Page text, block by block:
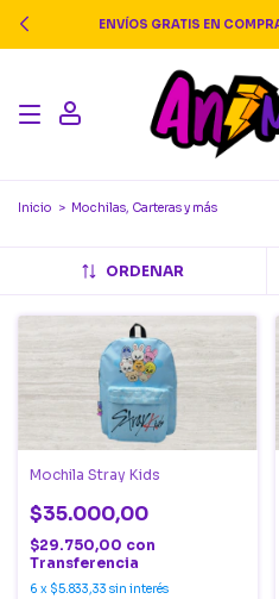
3 Y 6 CUOTAS SIN INTERÉS /
Inicio > Mochilas, Carteras y más
ORDENAR
Mochila Stray Kids
$35.000,00
$29.750,00 con
Transferencia
6 x $5.833,33 sin interés